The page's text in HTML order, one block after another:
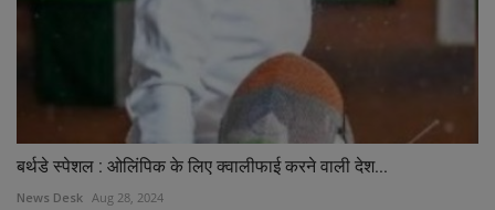
बर्थडे स्पेशल : ओलिंपिक के लिए क्वालीफाई करने वाली देश...
News Desk Aug 28, 2024